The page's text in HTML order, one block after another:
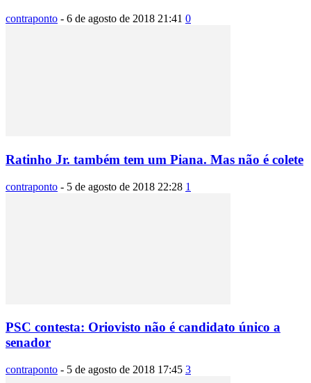
contraponto - 6 de agosto de 2018 21:41 0
Ratinho Jr. também tem um Piana. Mas não é colete
contraponto - 5 de agosto de 2018 22:28 1
PSC contesta: Oriovisto não é candidato único a
senador
contraponto - 5 de agosto de 2018 17:45 3